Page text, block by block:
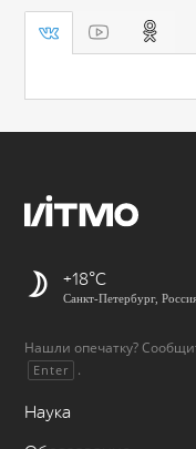
+18
Санкт-Петербург,
Нашли опечатку?
Enter .
Наука